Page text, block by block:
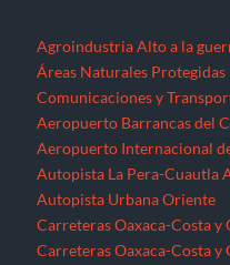
Agroindustria Alto a la
Áreas Naturales Protegidas
Comunicaciones y
Aeropuerto Barrancas del
Aeropuerto Internacional
Autopista La Pera-Cuautla
Autopista Urbana Oriente
Carreteras Oaxaca-Costa y
Carreteras Oaxaca-Costa y